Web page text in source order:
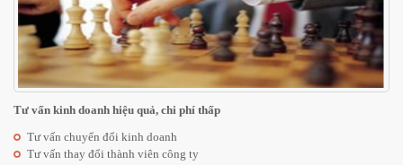
Tư vấn kinh doanh hiệu quả, chi phí thấp
Tư vấn chuyển đổi kinh doanh
Tư vấn thay đổi thành viên công ty